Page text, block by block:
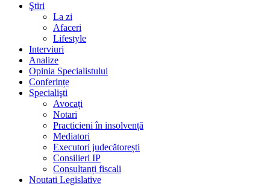
Ştiri
La zi
Afaceri
Lifestyle
Interviuri
Analize
Opinia Specialistului
Conferințe
Specialişti
Avocați
Notari
Practicieni în insolvență
Mediatori
Executori judecătorești
Consilieri IP
Consultanți fiscali
Noutati Legislative